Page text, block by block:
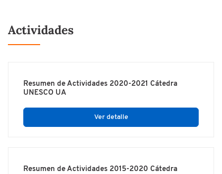
Actividades
Resumen de Actividades 2020-2021 Cátedra
UNESCO UA
Ver detalle
Resumen de Actividades 2015-2020 Cátedra